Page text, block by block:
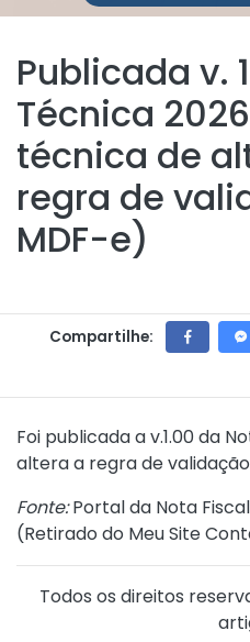
Publicada v.
Técnica
técnica de
regra de
MDF-e)
Compartilhe:
Foi publicada a v.1.00 da
altera a regra de
Fonte:Portal da Nota
(Retirado do Meu Site
Todos os direitos